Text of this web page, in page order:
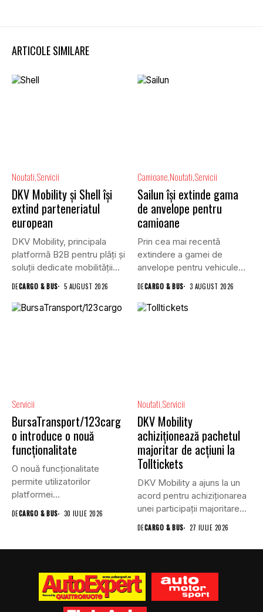
ARTICOLE SIMILARE
Noutati Servicii
DKV Mobility și Shell își
extind parteneriatul
european
DKV Mobility, principala
platformă B2B pentru plăți și
soluții dedicate mobilității
DECARGO & BUS 5 AUGUST 2026
Camioane Noutati Servicii
Sailun își extinde gama
de anvelope pentru
camioane
Prin cea mai recentă
extindere a gamei de
anvelope pentru vehicule
DECARGO & BUS 3 AUGUST 2026
Servicii
BursaTransport/123carg
o introduce o nouă
funcționalitate
O nouă funcționalitate
permite utilizatorilor
platformei
BursaTransport/123cargo să
își evalueze partenerii
DECARGO & BUS 30 IULIE 2026
Noutati Servicii
DKV Mobility
achiziționează pachetul
majoritar de acțiuni la
Tolltickets
DKV Mobility a ajuns la un
acord pentru achiziționarea
unei participații majoritare...
DECARGO & BUS 27 IULIE 2026